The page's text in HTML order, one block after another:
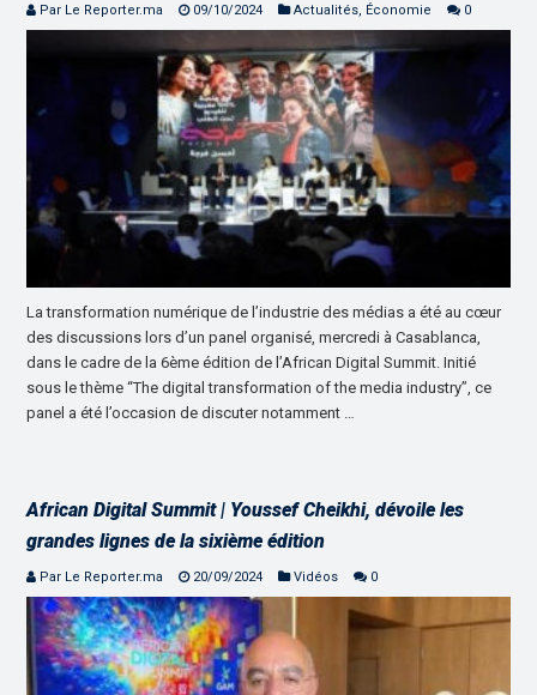
Par Le Reporter.ma 09/10/2024 Actualités, Économie 0
La transformation numérique de l’industrie des médias a été au cœur
des discussions lors d’un panel organisé, mercredi à Casablanca,
dans le cadre de la 6ème édition de l’African Digital Summit. Initié
sous le thème “The digital transformation of the media industry”, ce
panel a été l’occasion de discuter notamment …
African Digital Summit | Youssef Cheikhi, dévoile les
grandes lignes de la sixième édition
Par Le Reporter.ma 20/09/2024 Vidéos 0